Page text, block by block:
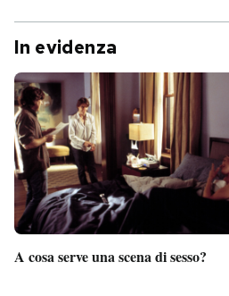
In evidenza
A cosa serve una scena di sesso?